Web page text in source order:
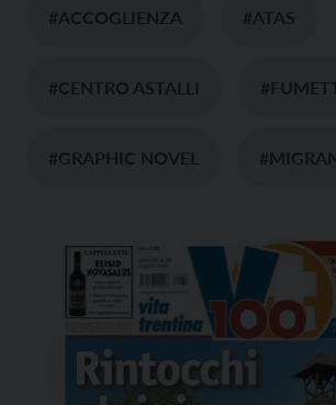
#ACCOGLIENZA #ATAS
#CENTRO ASTALLI
#GRAPHIC NOVEL